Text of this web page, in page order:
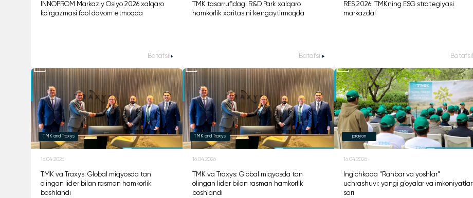
INNOPROM Markaziy Osiyo 2026 xalqaro
ko'rgazmasi faol davom etmoqda
Batafsil
TMK tasarrufidagi R&D Park xalqaro
hamkorlik xaritasini kengaytirmoqda
Batafsil
RES 2026: TMKning ESG strategiyasi
markazda!
Batafsil
TMK and Traxys
16.04.2026
TMK va Traxys: Global miqyosda tan
olingan lider bilan rasman hamkorlik
boshlandi
TMK and Traxys
16.04.2026
TMK va Traxys: Global miqyosda tan
olingan lider bilan rasman hamkorlik
boshlandi
jarayon
16.04.2026
Ingichkada "Rahbar va yoshlar"
uchrashuvi: yangi g‘oyalar va imkoniyatlar
sari